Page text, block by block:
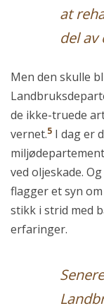
at
del av
Men den skulle
de ikke-truede
vernet.5 I dag er
ved oljeskade.
flagger et syn
stikk i strid med
erfaringer.